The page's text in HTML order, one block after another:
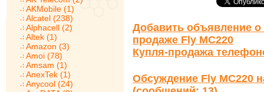
AKMobile (1)
Alcatel (238)
Alphacell (2)
Altek (1)
Amazon (3)
Amoi (78)
Amsam (1)
AnexTek (1)
Anycool (24)
Добавить объявление о
продаже Fly MC220
Купля-продажа
Обсуждение Fly MC220